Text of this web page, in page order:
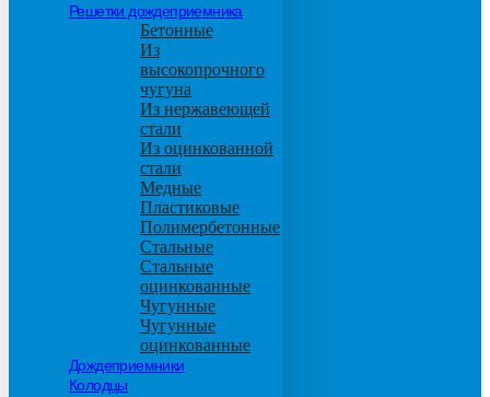
Решетки дождеприемника
Бетонные
Из
высокопрочного
чугуна
Из нержавеющей
стали
Из оцинкованной
стали
Медные
Пластиковые
Полимербетонные
Стальные
Стальные
оцинкованные
Чугунные
Чугунные
оцинкованные
Дождеприемники
Колодцы